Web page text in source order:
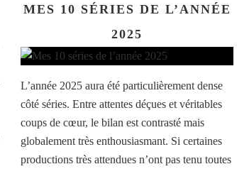
MES 10 SÉRIES DE L’ANNÉE
2025
L’année 2025 aura été particulièrement dense
côté séries. Entre attentes déçues et véritables
coups de cœur, le bilan est contrasté mais
globalement très enthousiasmant. Si certaines
productions très attendues n’ont pas tenu toutes